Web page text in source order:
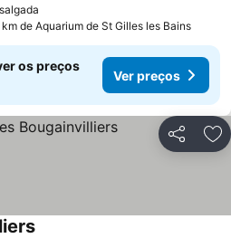
de Aquarium de St Gilles les Bains
os preços
Ver preços
Partilhar